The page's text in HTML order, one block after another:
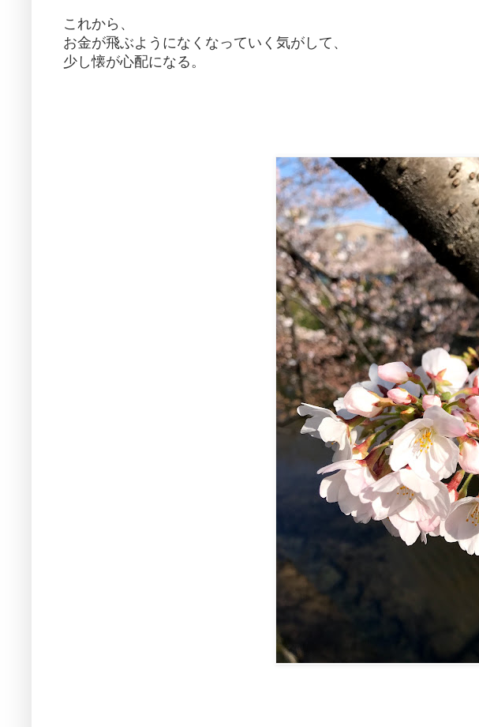
これから、
お金が飛ぶようになくなっていく気がして、
少し懐が心配になる。